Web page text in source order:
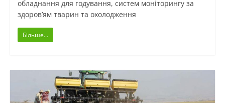
обладнання для годування, систем моніторингу за
здоров’ям тварин та охолодження
Більше...